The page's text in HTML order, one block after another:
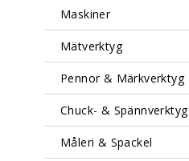
Maskiner
Mätverktyg
Pennor & Märkverktyg
Chuck- & Spännverktyg
Måleri & Spackel